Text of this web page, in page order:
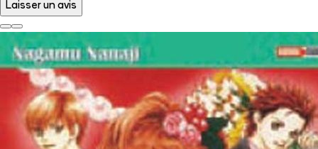
Laisser un avis